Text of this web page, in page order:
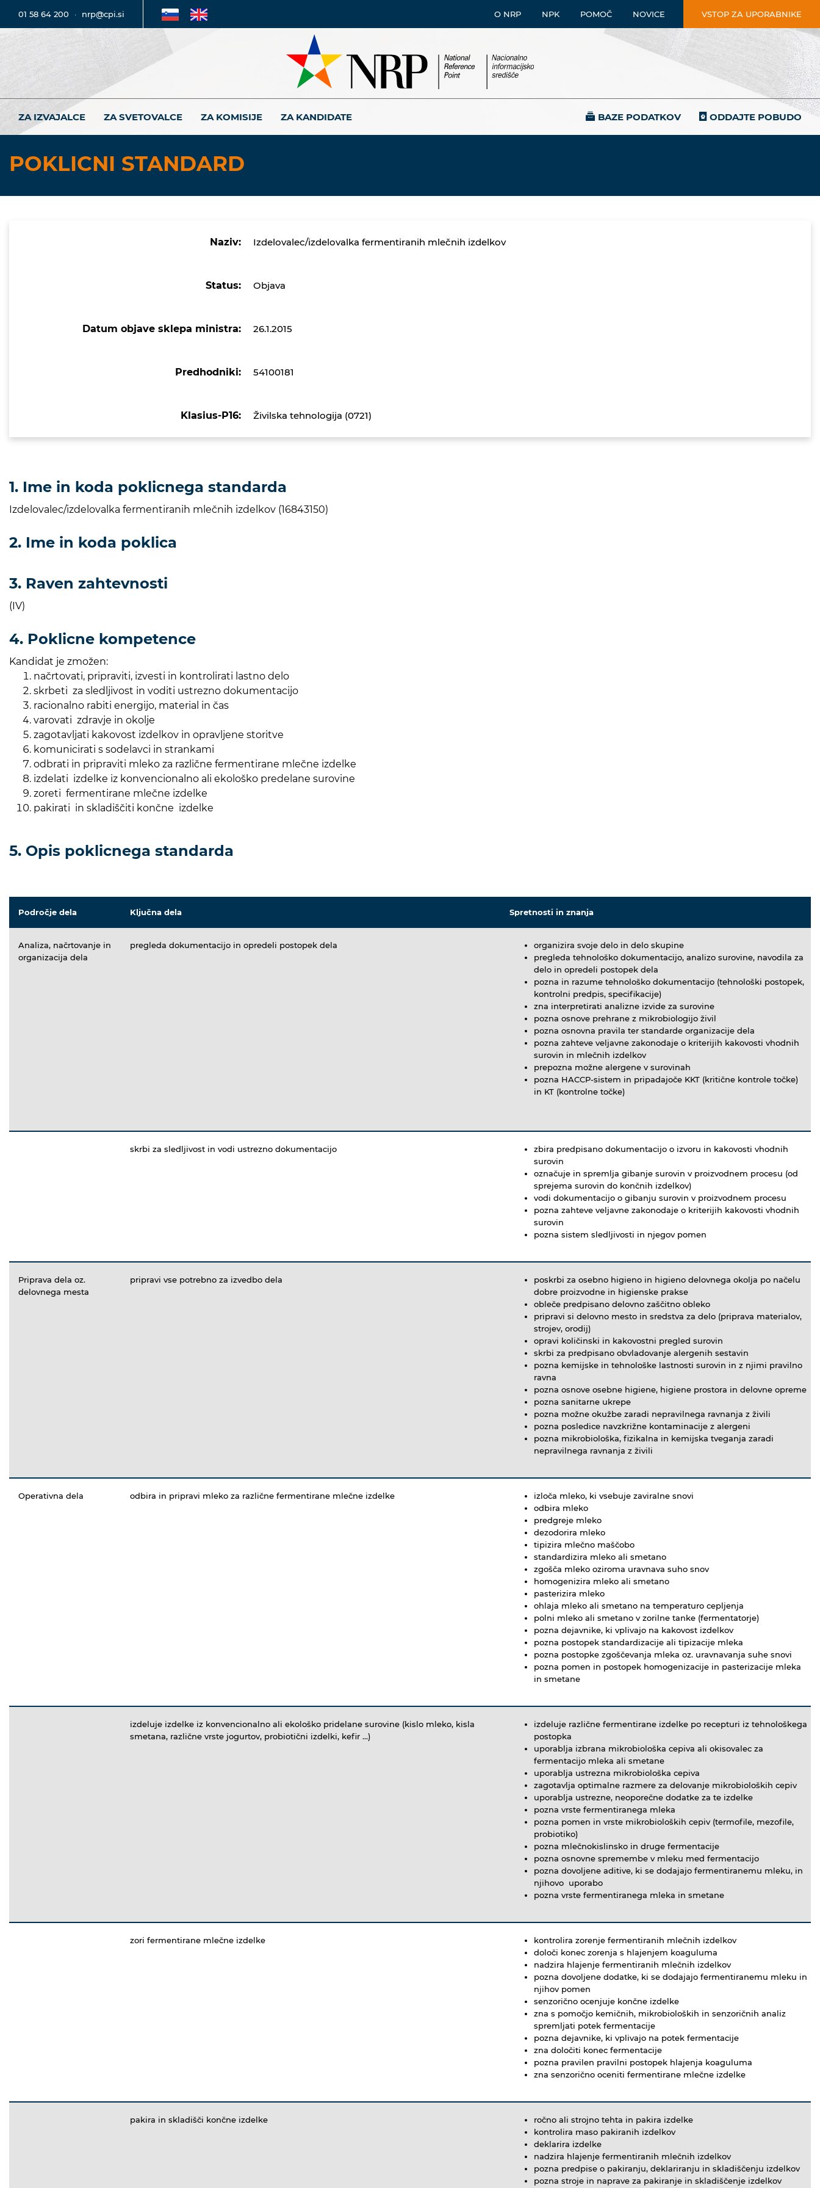
01 58 64 200 · nrp@cpi.si O NRP NPK POMOČ NOVICE VSTOP ZA UPORABNIKE
ZA IZVAJALCE ZA SVETOVALCE ZA KOMISIJE ZA KANDIDATE BAZE PODATKOV ODDAJTE POBUDO
POKLICNI STANDARD
Naziv: Izdelovalec/izdelovalka fermentiranih mlečnih izdelkov
Status: Objava
Datum objave sklepa ministra: 26.1.2015
Predhodniki: 54100181
Klasius-P16: Živilska tehnologija (0721)
1. Ime in koda poklicnega standarda
Izdelovalec/izdelovalka fermentiranih mlečnih izdelkov (16843150)
2. Ime in koda poklica
3. Raven zahtevnosti
(IV)
4. Poklicne kompetence
Kandidat je zmožen:
načrtovati, pripraviti, izvesti in kontrolirati lastno delo
skrbeti za sledljivost in voditi ustrezno dokumentacijo
racionalno rabiti energijo, material in čas
varovati zdravje in okolje
zagotavljati kakovost izdelkov in opravljene storitve
komunicirati s sodelavci in strankami
odbrati in pripraviti mleko za različne fermentirane mlečne izdelke
izdelati izdelke iz konvencionalno ali ekološko predelane surovine
zoreti fermentirane mlečne izdelke
pakirati in skladiščiti končne izdelke
5. Opis poklicnega standarda
Področje dela Ključna dela Spretnosti in znanja
Analiza, načrtovanje in
organizacija dela
pregleda dokumentacijo in opredeli postopek dela
organizira svoje delo in delo skupine
pregleda tehnološko dokumentacijo, analizo surovine, navodila za
delo in opredeli postopek dela
pozna in razume tehnološko dokumentacijo (tehnološki postopek,
kontrolni predpis, specifikacije)
zna interpretirati analizne izvide za surovine
pozna osnove prehrane z mikrobiologijo živil
pozna osnovna pravila ter standarde organizacije dela
pozna zahteve veljavne zakonodaje o kriterijih kakovosti vhodnih
surovin in mlečnih izdelkov
prepozna možne alergene v surovinah
pozna HACCP-sistem in pripadajoče KKT (kritične kontrole točke)
in KT (kontrolne točke)
skrbi za sledljivost in vodi ustrezno dokumentacijo
zbira predpisano dokumentacijo o izvoru in kakovosti vhodnih
surovin
označuje in spremlja gibanje surovin v proizvodnem procesu (od
sprejema surovin do končnih izdelkov)
vodi dokumentacijo o gibanju surovin v proizvodnem procesu
pozna zahteve veljavne zakonodaje o kriterijih kakovosti vhodnih
surovin
pozna sistem sledljivosti in njegov pomen
Priprava dela oz.
delovnega mesta
pripravi vse potrebno za izvedbo dela
poskrbi za osebno higieno in higieno delovnega okolja po načelu
dobre proizvodne in higienske prakse
obleče predpisano delovno zaščitno obleko
pripravi si delovno mesto in sredstva za delo (priprava materialov,
strojev, orodij)
opravi količinski in kakovostni pregled surovin
skrbi za predpisano obvladovanje alergenih sestavin
pozna kemijske in tehnološke lastnosti surovin in z njimi pravilno
ravna
pozna osnove osebne higiene, higiene prostora in delovne opreme
pozna sanitarne ukrepe
pozna možne okužbe zaradi nepravilnega ravnanja z živili
pozna posledice navzkrižne kontaminacije z alergeni
pozna mikrobiološka, fizikalna in kemijska tveganja zaradi
nepravilnega ravnanja z živili
Operativna dela odbira in pripravi mleko za različne fermentirane mlečne izdelke
izloča mleko, ki vsebuje zaviralne snovi
odbira mleko
predgreje mleko
dezodorira mleko
tipizira mlečno maščobo
standardizira mleko ali smetano
zgošča mleko oziroma uravnava suho snov
homogenizira mleko ali smetano
pasterizira mleko
ohlaja mleko ali smetano na temperaturo cepljenja
polni mleko ali smetano v zorilne tanke (fermentatorje)
pozna dejavnike, ki vplivajo na kakovost izdelkov
pozna postopek standardizacije ali tipizacije mleka
pozna postopke zgoščevanja mleka oz. uravnavanja suhe snovi
pozna pomen in postopek homogenizacije in pasterizacije mleka
in smetane
izdeluje izdelke iz konvencionalno ali ekološko pridelane surovine (kislo mleko, kisla
smetana, različne vrste jogurtov, probiotični izdelki, kefir …)
izdeluje različne fermentirane izdelke po recepturi iz tehnološkega
postopka
uporablja izbrana mikrobiološka cepiva ali okisovalec za
fermentacijo mleka ali smetane
uporablja ustrezna mikrobiološka cepiva
zagotavlja optimalne razmere za delovanje mikrobioloških cepiv
uporablja ustrezne, neoporečne dodatke za te izdelke
pozna vrste fermentiranega mleka
pozna pomen in vrste mikrobioloških cepiv (termofile, mezofile,
probiotiko)
pozna mlečnokislinsko in druge fermentacije
pozna osnovne spremembe v mleku med fermentacijo
pozna dovoljene aditive, ki se dodajajo fermentiranemu mleku, in
njihovo uporabo
pozna vrste fermentiranega mleka in smetane
zori fermentirane mlečne izdelke
kontrolira zorenje fermentiranih mlečnih izdelkov
določi konec zorenja s hlajenjem koaguluma
nadzira hlajenje fermentiranih mlečnih izdelkov
pozna dovoljene dodatke, ki se dodajajo fermentiranemu mleku in
njihov pomen
senzorično ocenjuje končne izdelke
zna s pomočjo kemičnih, mikrobioloških in senzoričnih analiz
spremljati potek fermentacije
pozna dejavnike, ki vplivajo na potek fermentacije
zna določiti konec fermentacije
pozna pravilen pravilni postopek hlajenja koaguluma
zna senzorično oceniti fermentirane mlečne izdelke
pakira in skladišči končne izdelke
ročno ali strojno tehta in pakira izdelke
kontrolira maso pakiranih izdelkov
deklarira izdelke
nadzira hlajenje fermentiranih mlečnih izdelkov
pozna predpise o pakiranju, deklariranju in skladiščenju izdelkov
pozna stroje in naprave za pakiranje in skladiščenje izdelkov